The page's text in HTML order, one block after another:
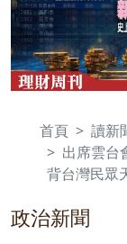
首頁 讀新
出席雲
背台灣民眾
政治新聞